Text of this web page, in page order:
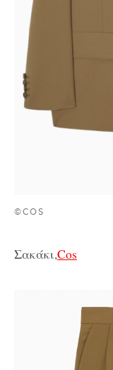
©COS
Σακάκι,Cos